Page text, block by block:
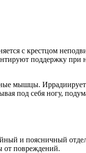
с крестцом
поддержку при
мышцы.
под себя ногу,
и поясничный
от повреждений.